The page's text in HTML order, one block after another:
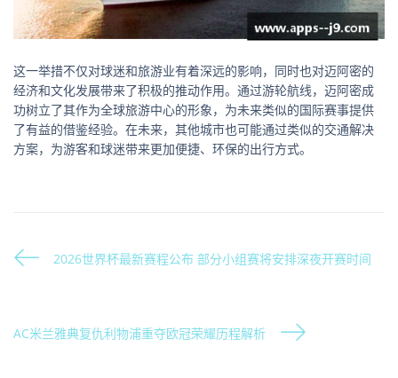
这一举措不仅对球迷和旅游业有着深远的影响，同时也对迈阿密的
经济和文化发展带来了积极的推动作用。通过游轮航线，迈阿密成
功树立了其作为全球旅游中心的形象，为未来类似的国际赛事提供
了有益的借鉴经验。在未来，其他城市也可能通过类似的交通解决
方案，为游客和球迷带来更加便捷、环保的出行方式。
2026世界杯最新赛程公布 部分小组赛将安排深夜开赛时间
AC米兰雅典复仇利物浦重夺欧冠荣耀历程解析